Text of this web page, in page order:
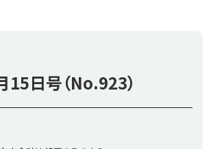
15日号（No.923）